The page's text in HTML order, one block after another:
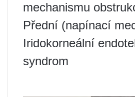
mechanismu
Přední (napínací
Iridokorneální
syndrom